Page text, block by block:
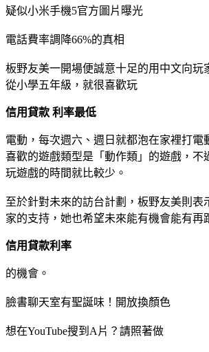
疑似小米手機5官方圖片曝光
電話費率調降66%的真相
板野友美一開場便誠意十足的用中文向玩
從小學五年級，就很喜歡玩
信用貸款 利率最低
電動，每次週六、週日就都泡在家裡打電
喜歡的遊戲類型是「動作類」的遊戲，不
玩遊戲的時間就比較少。
至於針對未來的訪台計劃，板野友美則表
家的支持，她也希望未來能有機會能有再
信用貸款利率
的機會。
臉書聊天室有聖誕味！開放換顏色
想在YouTube搜到A片？請照著做